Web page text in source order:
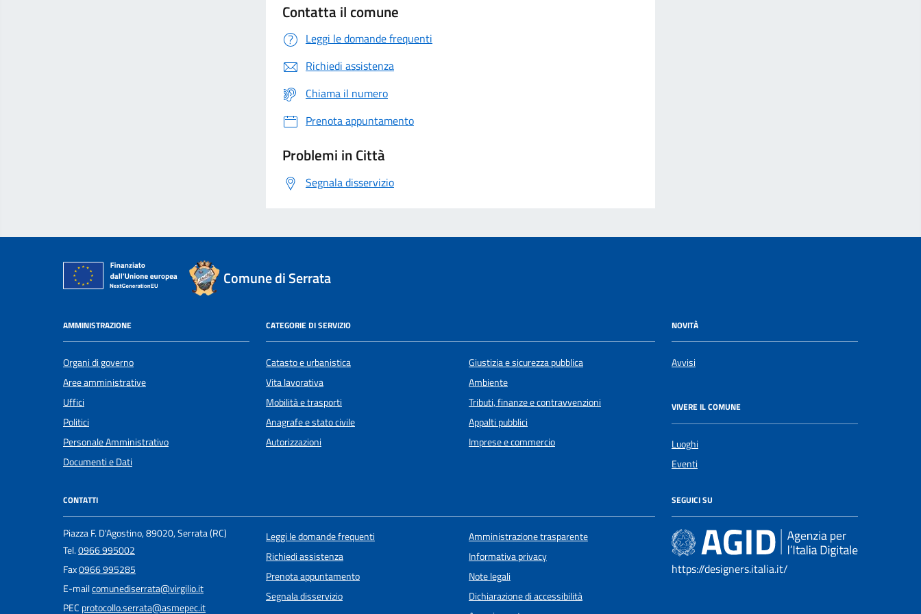
Contatta il comune
Leggi le domande frequenti
Richiedi assistenza
Chiama il numero
Prenota appuntamento
Problemi in Città
Segnala disservizio
Comune di Serrata
AMMINISTRAZIONE
Organi di governo
Aree amministrative
Uffici
Politici
Personale Amministrativo
Documenti e Dati
CATEGORIE DI SERVIZIO
Catasto e urbanistica
Vita lavorativa
Mobilità e trasporti
Anagrafe e stato civile
Autorizzazioni
Giustizia e sicurezza pubblica
Ambiente
Tributi, finanze e contravvenzioni
Appalti pubblici
Imprese e commercio
NOVITÀ
Avvisi
VIVERE IL COMUNE
Luoghi
Eventi
CONTATTI
Piazza F. D'Agostino, 89020, Serrata (RC)
Tel.0966 995002
Fax0966 995285
E-mailcomunediserrata@virgilio.it
PEC protocollo.serrata@asmepec.it
Leggi le domande frequenti
Richiedi assistenza
Prenota appuntamento
Segnala disservizio
Amministrazione trasparente
Informativa privacy
Note legali
Dichiarazione di accessibilità
SEGUICI SU
https://designers.italia.it/